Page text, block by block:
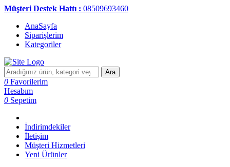
Müşteri Destek Hattı : 08509693460
AnaSayfa
Siparişlerim
Kategoriler
Ara
0 Favorilerim
Hesabım
0 Sepetim
İndirimdekiler
İletişim
Müşteri Hizmetleri
Yeni Ürünler